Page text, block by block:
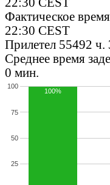
Фактическое время
22:30 CEST
Прилетел 55492 ч.
+
−
Среднее время
0 мин.
25
50
75
100
100%